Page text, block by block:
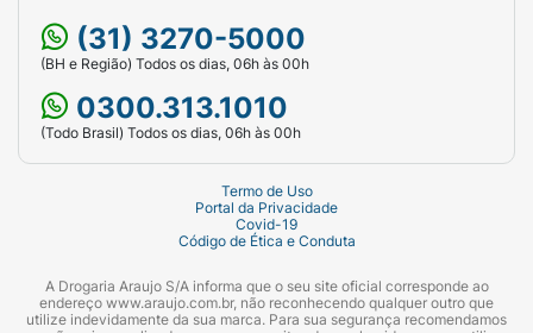
(31) 3270-5000
(BH e Região) Todos os dias, 06h às 00h
0300.313.1010
(Todo Brasil) Todos os dias, 06h às 00h
Termo de Uso
Portal da Privacidade
Covid-19
Código de Ética e Conduta
A Drogaria Araujo S/A informa que o seu site oficial corresponde ao
endereço www.araujo.com.br, não reconhecendo qualquer outro que
utilize indevidamente da sua marca. Para sua segurança recomendamos